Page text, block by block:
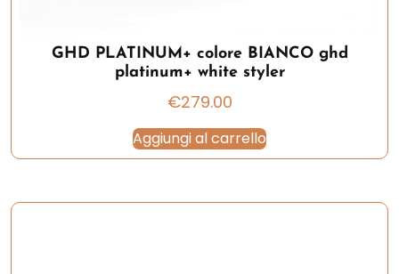
GHD PLATINUM+ colore BIANCO ghd
platinum+ white styler
€279.00
Aggiungi al carrello